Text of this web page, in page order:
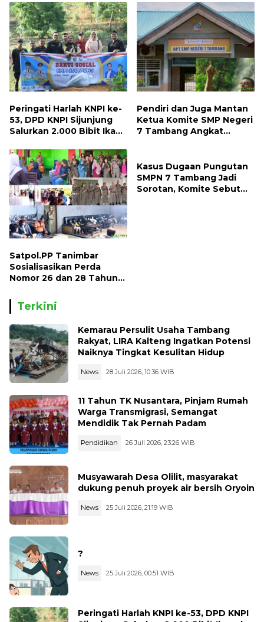
Hidup
Peringati Harlah KNPI ke-
53, DPD KNPI Sijunjung
Salurkan 2.000 Bibit Ikan
Pendiri dan Juga Mantan
Ketua Komite SMP Negeri
7 Tambang Angkat
Satpol.PP Tanimbar
Sosialisasikan Perda
Nomor 26 dan 28 Tahun
Kasus Dugaan Pungutan
SMPN 7 Tambang Jadi
Sorotan, Komite Sebut
Terkini
Kemarau Persulit Usaha Tambang
Rakyat, LIRA Kalteng Ingatkan Potensi
Naiknya Tingkat Kesulitan Hidup
News 28 Juli 2026, 10:36 WIB
11 Tahun TK Nusantara, Pinjam Rumah
Warga Transmigrasi, Semangat
Mendidik Tak Pernah Padam
Pendidikan 26 Juli 2026, 23:26 WIB
Musyawarah Desa Olilit, masyarakat
dukung penuh proyek air bersih Oryoin
News 25 Juli 2026, 21:19 WIB
?
News 25 Juli 2026, 00:51 WIB
Peringati Harlah KNPI ke-53, DPD KNPI